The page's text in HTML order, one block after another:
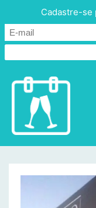
Cadastre-se